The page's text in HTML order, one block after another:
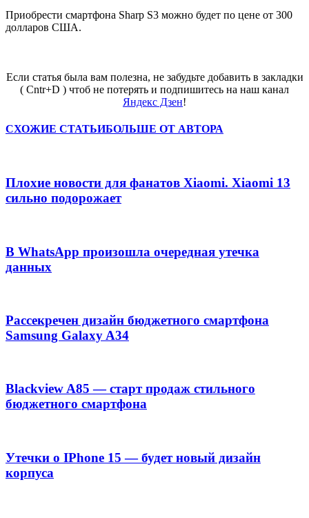
Приобрести смартфона Sharp S3 можно будет по цене от 300
долларов США.
Если статья была вам полезна, не забудьте добавить в закладки
( Cntr+D ) чтоб не потерять и подпишитесь на наш канал
Яндекс Дзен!
СХОЖИЕ СТАТЬИБОЛЬШЕ ОТ АВТОРА
Плохие новости для фанатов Xiaomi. Xiaomi 13
сильно подорожает
В WhatsApp произошла очередная утечка
данных
Рассекречен дизайн бюджетного смартфона
Samsung Galaxy A34
Blackview A85 — старт продаж стильного
бюджетного смартфона
Утечки о IPhone 15 — будет новый дизайн
корпуса